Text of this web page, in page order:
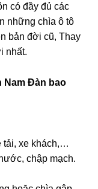
có đầy đủ các
những chìa ô tô
bản đời cũ, Thay
nhất.
Nam Đàn bao
tải, xe khách,…
chập mạch.